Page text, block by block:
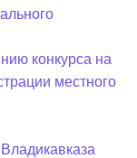
конкурса на
местного